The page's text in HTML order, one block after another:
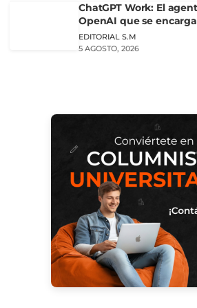
ChatGPT Work: El
OpenAI que se
EDITORIAL S.M
5 AGOSTO, 2026